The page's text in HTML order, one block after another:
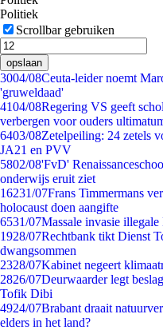
Politiek
Scrollbar gebruiken
opslaan
3004/08Ceuta-leider noemt
'gruweldaad'
4104/08Regering VS geeft
verbergen voor ouders
6403/08Zetelpeiling: 24 zetels
JA21 en PVV
5802/08'FvD'
onderwijs eruit ziet
16231/07Frans Timmermans
holocaust doen aangifte
6531/07Massale invasie
1928/07Rechtbank tikt Dienst
dwangsommen
2328/07Kabinet negeert
2826/07Deurwaarder legt
Tofik Dibi
4924/07Brabant draait
elders in het land?